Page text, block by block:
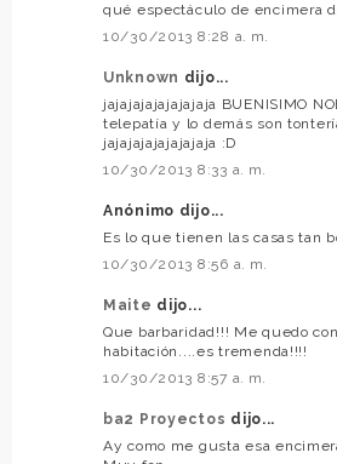
qué espectáculo de encimera
10/30/2013 8:28 a. m.
Unknown dijo...
jajajajajajajajaja BUENISIMO
telepatía y lo demás son
jajajajajajajajaja :D
10/30/2013 8:33 a. m.
Anónimo dijo...
Es lo que tienen las casas tan
10/30/2013 8:56 a. m.
Maite dijo...
Que barbaridad!!! Me quedo
habitación....es tremenda!!!!
10/30/2013 8:57 a. m.
ba2 Proyectos dijo...
Ay como me gusta esa